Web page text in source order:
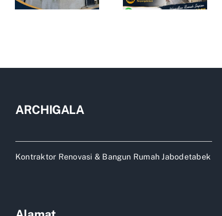
ARCHIGALA
Kontraktor Renovasi & Bangun Rumah Jabodetabek